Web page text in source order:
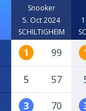
Snooker
5. Oct 2024
SCHILTIGHEIM
1 99
5 57
3 70